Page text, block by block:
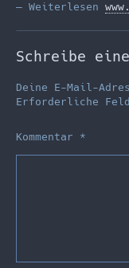
— Weiterlesen
Schreibe
Deine E-Mail-
Erforderliche
Kommentar *